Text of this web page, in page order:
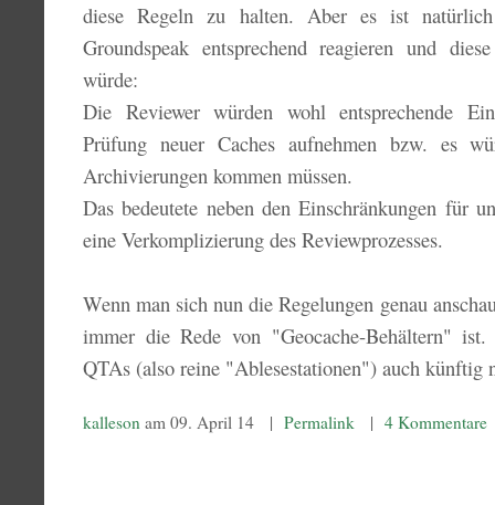
diese Regeln zu halten. Aber es ist
Groundspeak entsprechend reagieren und
würde:
Die Reviewer würden wohl entsprechende
Prüfung neuer Caches aufnehmen bzw. es
Archivierungen kommen müssen.
Das bedeutete neben den Einschränkungen für
eine Verkomplizierung des Reviewprozesses.
Wenn man sich nun die Regelungen genau
immer die Rede von "Geocache-Behältern" ist.
QTAs (also reine "Ablesestationen") auch künftig
kalleson am 09. April 14 | Permalink | 4 Kommentare